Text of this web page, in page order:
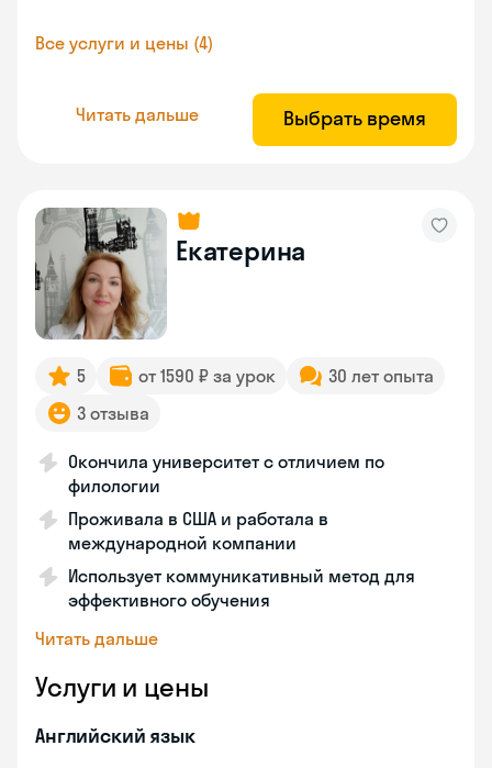
Все услуги и цены (4)
Читать дальше Выбрать время
Екатерина
5 от 1590 ₽ за урок
30 лет опыта
3 отзыва
Окончила университет с отличием по
филологии
Проживала в США и работала в
международной компании
Использует коммуникативный метод для
эффективного обучения
Читать дальше
Услуги и цены
Английский язык